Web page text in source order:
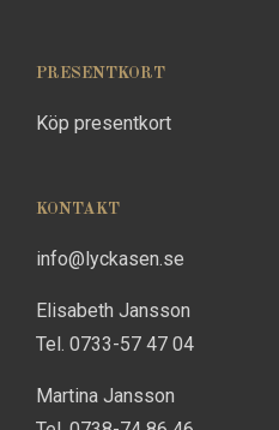
PRESENTKORT
Köp presentkort
KONTAKT
info@lyckasen.se
Elisabeth Jansson
Tel. 0733-57 47 04
Martina Jansson